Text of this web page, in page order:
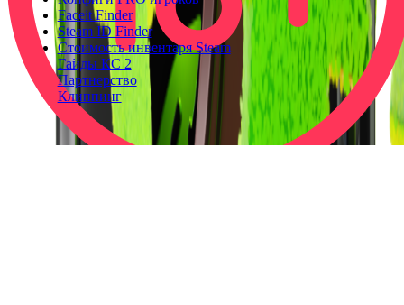
Faceit Finder
Steam ID Finder
Стоимость инвентаря Steam
Гайды КС 2
Партнерство
Клиппинг